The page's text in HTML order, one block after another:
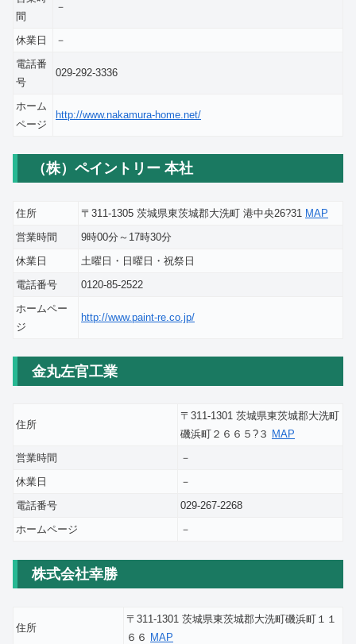
間
－
休業日
－
電話番
号
029-292-3336
ホーム
ページ
http://www.nakamura-home.net/
（株）ペイントリー 本社
住所 〒311-1305 茨城県東茨城郡大洗町 港中央26?31 MAP
営業時間
9時00分～17時30分
休業日
土曜日・日曜日・祝祭日
電話番号
0120-85-2522
ホームペー
ジ
http://www.paint-re.co.jp/
金丸左官工業
住所
〒311-1301 茨城県東茨城郡大洗町
磯浜町２６６５?３ MAP
営業時間
－
休業日
－
電話番号
029-267-2268
ホームページ
－
株式会社幸勝
住所
〒311-1301 茨城県東茨城郡大洗町磯浜町１１
６６ MAP